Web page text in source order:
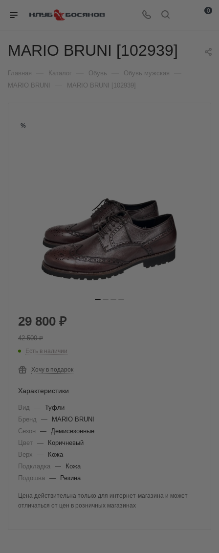
0
MARIO BRUNI [102939]
Главная Каталог Обувь Обувь мужская
MARIO BRUNI MARIO BRUNI [102939]
%
29 800 ₽
42 500₽
Есть в наличии
Хочу в подарок
Характеристики
Вид — Туфли
Бренд
—
MARIO BRUNI
Сезон
—
Демисезонные
Цвет —
Коричневый
Верх
—
Кожа
Подкладка
—
Кожа
Подошва
— Резина
Цена действительна только для интернет-магазина и может
отличаться от цен в розничных магазинах